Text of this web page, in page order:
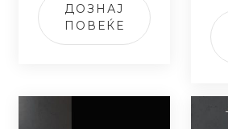
ДОЗНАЈ
ПОВЕЌЕ